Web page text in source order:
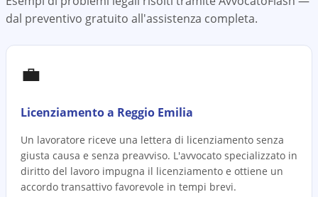
dal preventivo gratuito all'assistenza completa.
💼
Licenziamento a Reggio Emilia
Un lavoratore riceve una lettera di licenziamento senza
giusta causa e senza preavviso. L'avvocato specializzato in
diritto del lavoro impugna il licenziamento e ottiene un
accordo transattivo favorevole in tempi brevi.